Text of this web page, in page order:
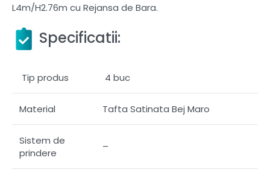
L4m/H2.76m cu Rejansa de Bara.
Specificatii:
Tip produs 4 buc
Material Tafta Satinata Bej Maro
Sistem de
prindere
–